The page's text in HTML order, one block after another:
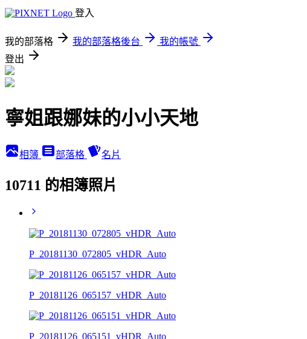
登入
我的部落格 我的部落格後台
我的帳號
登出
寧姐跟娜妹的小小天地
相簿 部落格 名片
10711 的相簿照片
P_20181130_072805_vHDR_Auto
P_20181126_065157_vHDR_Auto
P_20181126_065151_vHDR_Auto